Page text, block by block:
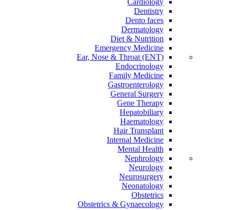
Dentistry
Dento faces
Dermatology
Diet & Nutrition
Emergency Medicine
Ear, Nose & Throat (ENT)
Endocrinology
Family Medicine
Gastroenterology
General Surgery
Gene Therapy
Hepatobiliary
Haematology
Hair Transplant
Internal Medicine
Mental Health
Nephrology
Neurology
Neurosurgery
Neonatology
Obstetrics
Obstetrics & Gynaecology